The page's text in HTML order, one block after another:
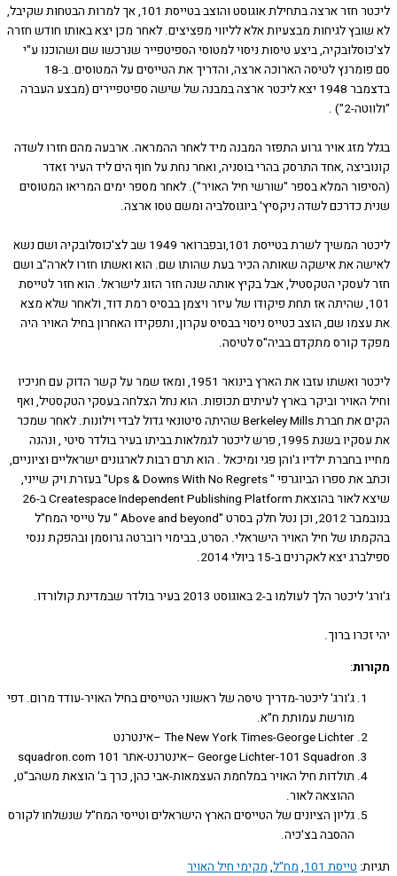
ליכטר חזר ארצה בתחילת אוגוסט והוצב בטייסת 101, אך למרות הבטחות שקיבל,
לגיחות מבצעיות אלא לליווי מפציצים. לאחר מכן יצא באותו חודש חזרה
ביצע טיסות ניסוי למטוסי הספיטפייר שנרכשו שם ושהוכנו ע"י
סם פומרנץ לטיסה הארוכה ארצה, והדריך את הטייסים על המטוסים. ב-18
בדצמבר 1948 יצא ליכטר ארצה במבנה של שישה ספיטפיירים (מבצע העברה
2") .
מזג אויר גרוע התפזר המבנה מיד לאחר ההמראה. ארבעה מהם חזרו לשדה
,אחד התרסק בהרי בוסניה, ואחר נחת על חוף הים ליד העיר זאדר
המלא בספר "שורשי חיל האויר"). לאחר מספר ימים המריאו המטוסים
כדרכם לשדה ניקסיץ' ביוגוסלביה ומשם טסו ארצה.
ליכטר המשיך לשרת בטייסת 101,ובפברואר 1949 שב לצ'כוסלובקיה ושם נשא
את אישקה שאותה הכיר בעת שהותו שם. הוא ואשתו חזרו לארה"ב ושם
הטקסטיל, אבל בקיץ אותה שנה חזר הזוג לישראל. הוא חזר לטייסת
101, שהיתה אז תחת פיקודו של עיזר ויצמן בבסיס רמת דוד, ולאחר שלא מצא
שם, הוצב כטייס ניסוי בבסיס עקרון, ותפקידו האחרון בחיל האויר היה
קורס מתקדם בביה"ס לטיסה.
ליכטר ואשתו עזבו את הארץ בינואר 1951, ומאז שמר על קשר הדוק עם חניכיו
האויר וביקר בארץ לעיתים תכופות. הוא נחל הצלחה בעסקי הטקסטיל, ואף
הקים את חברת Berkeley Mills שהיתה סיטונאי גדול לבדי וילונות. לאחר שמכר
את עסקיו בשנת 1995, פרש ליכטר לגמלאות בביתו בעיר בולדר סיטי , ונהנה
בחברת ילדיו ג'והן פגי ומיכאל . הוא תרם רבות לארגונים ישראליים וציוניים,
וכתב את ספרו הביוגרפי " Ups & Downs With No Regrets" בעזרת ויק שייני,
שיצא לאור בהוצאת Createspace Independent Publishing Platform ב-26
בנובמבר 2012, וכן נטל חלק בסרט "Above and beyond " על טייסי המח"ל
של חיל האויר הישראלי. הסרט, בבימוי רוברטה גרוסמן ובהפקת ננסי
יצא לאקרנים ב-15 ביולי 2014.
לעולמו ב-2 באוגוסט 2013 בעיר בולדר שבמדינת קולורדו.
ברוך.
:
ג'ורג' ליכטר-מדריך טיסה של ראשוני הטייסים בחיל האויר-עודד מרום. דפי
מורשת עמותת ח"א.
The New York Times-George Lichter –אינטרנט
George Lichter-101 Squadron –אינטרנט-אתר 101 squadron.com
תולדות חיל האויר במלחמת העצמאות-אבי כהן, כרך ב' הוצאת משהב"ט,
ההוצאה לאור.
גליון הציונים של הטייסים הארץ הישראלים וטייסי המח"ל שנשלחו לקורס
ההסבה בצ'כיה.
טייסת 101 ,מח"ל,מקימי חיל האויר